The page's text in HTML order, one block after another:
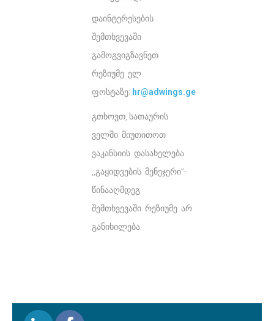
დაინტერესების
შემთხვევაში
გამოგვიგზავნეთ
რეზიუმე ელ.
ფოსტაზე: hr@adwings.ge
გთხოვთ, სათაურის
ველში მიუთითოთ
ვაკანსიის დასახელება
,,გაყიდვების მენეჯერი’’-
წინააღმდეგ
შემთხვევაში რეზიუმე არ
განიხილება.